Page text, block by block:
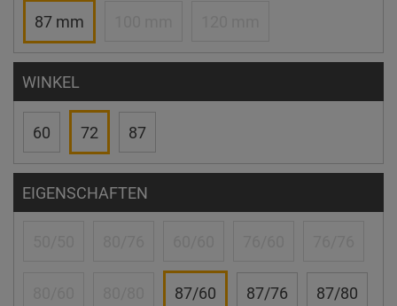
87 mm
WINKEL
60 72 87
EIGENSCHAFTEN
87/60 87/76 87/80